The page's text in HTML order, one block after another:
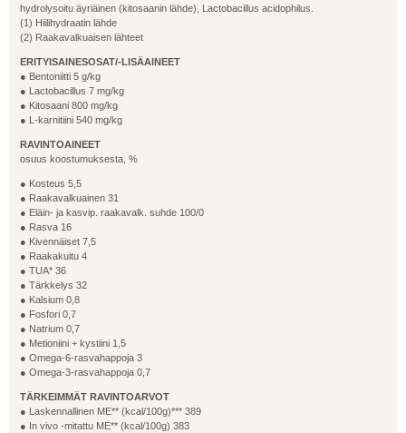
hydrolysoitu äyriäinen (kitosaanin lähde), Lactobacillus acidophilus.
(1) Hiilihydraatin lähde
(2) Raakavalkuaisen lähteet
ERITYISAINESOSAT/-LISÄAINEET
● Bentoniitti 5 g/kg
● Lactobacillus 7 mg/kg
● Kitosaani 800 mg/kg
● L-karnitiini 540 mg/kg
RAVINTOAINEET
osuus koostumuksesta, %
● Kosteus 5,5
● Raakavalkuainen 31
● Eläin- ja kasvip. raakavalk. suhde 100/0
● Rasva 16
● Kivennäiset 7,5
● Raakakuitu 4
● TUA* 36
● Tärkkelys 32
● Kalsium 0,8
● Fosfori 0,7
● Natrium 0,7
● Metioniini + kystiini 1,5
● Omega-6-rasvahappoja 3
● Omega-3-rasvahappoja 0,7
TÄRKEIMMÄT RAVINTOARVOT
● Laskennallinen ME** (kcal/100g)*** 389
● In vivo -mitattu ME** (kcal/100g) 383